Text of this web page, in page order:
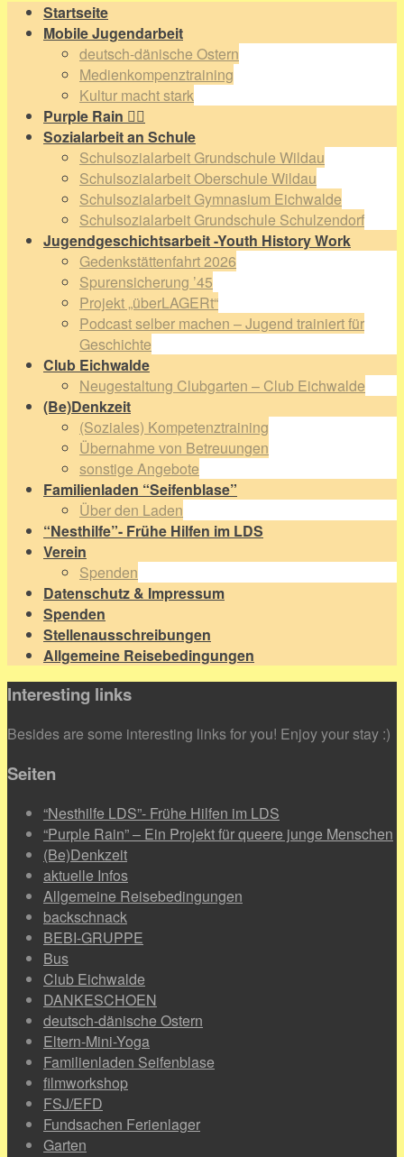
Startseite
Mobile Jugendarbeit
deutsch-dänische Ostern
Medienkompenztraining
Kultur macht stark
Purple Rain 🏳️‍🌈
Sozialarbeit an Schule
Schulsozialarbeit Grundschule Wildau
Schulsozialarbeit Oberschule Wildau
Schulsozialarbeit Gymnasium Eichwalde
Schulsozialarbeit Grundschule Schulzendorf
Jugendgeschichtsarbeit -Youth History Work
Gedenkstättenfahrt 2026
Spurensicherung ’45
Projekt „überLAGERt“
Podcast selber machen – Jugend trainiert für
Geschichte
Club Eichwalde
Neugestaltung Clubgarten – Club Eichwalde
(Be)Denkzeit
(Soziales) Kompetenztraining
Übernahme von Betreuungen
sonstige Angebote
Familienladen “Seifenblase”
Über den Laden
“Nesthilfe”- Frühe Hilfen im LDS
Verein
Spenden
Datenschutz & Impressum
Spenden
Stellenausschreibungen
Allgemeine Reisebedingungen
Interesting links
Besides are some interesting links for you! Enjoy your stay :)
Seiten
“Nesthilfe LDS”- Frühe Hilfen im LDS
“Purple Rain” – Ein Projekt für queere junge Menschen
(Be)Denkzeit
aktuelle Infos
Allgemeine Reisebedingungen
backschnack
BEBI-GRUPPE
Bus
Club Eichwalde
DANKESCHOEN
deutsch-dänische Ostern
Eltern-Mini-Yoga
Familienladen Seifenblase
filmworkshop
FSJ/EFD
Fundsachen Ferienlager
Garten